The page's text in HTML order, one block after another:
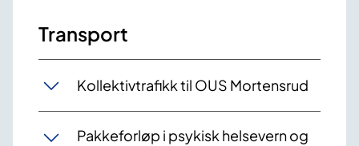
Transport
Kollektivtrafikk til OUS Mortensrud
Pakkeforløp i psykisk helsevern og